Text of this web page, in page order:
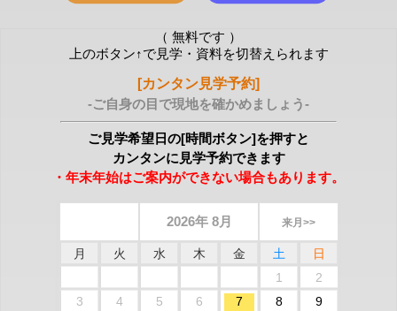
（ 無料です ）
上のボタン↑で見学・資料を切替えられます
[カンタン見学予約]
-ご自身の目で現地を確かめましょう-
ご見学希望日の[時間ボタン]を押すと
カンタンに見学予約できます
・年末年始はご案内ができない場合もあります。
2026年 8月 来月>>
月 火 水 木 金 土
日
1
2
3
4 5 6 7 8 9